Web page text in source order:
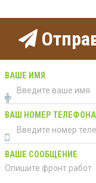
ВАШЕ ИМЯ
ВАШ НОМЕР ТЕЛЕФОНА
ВАШЕ СООБЩЕНИЕ